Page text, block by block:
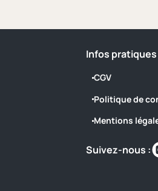
Infos pratiques
CGV
Politique de
Mentions
Suivez-nous :